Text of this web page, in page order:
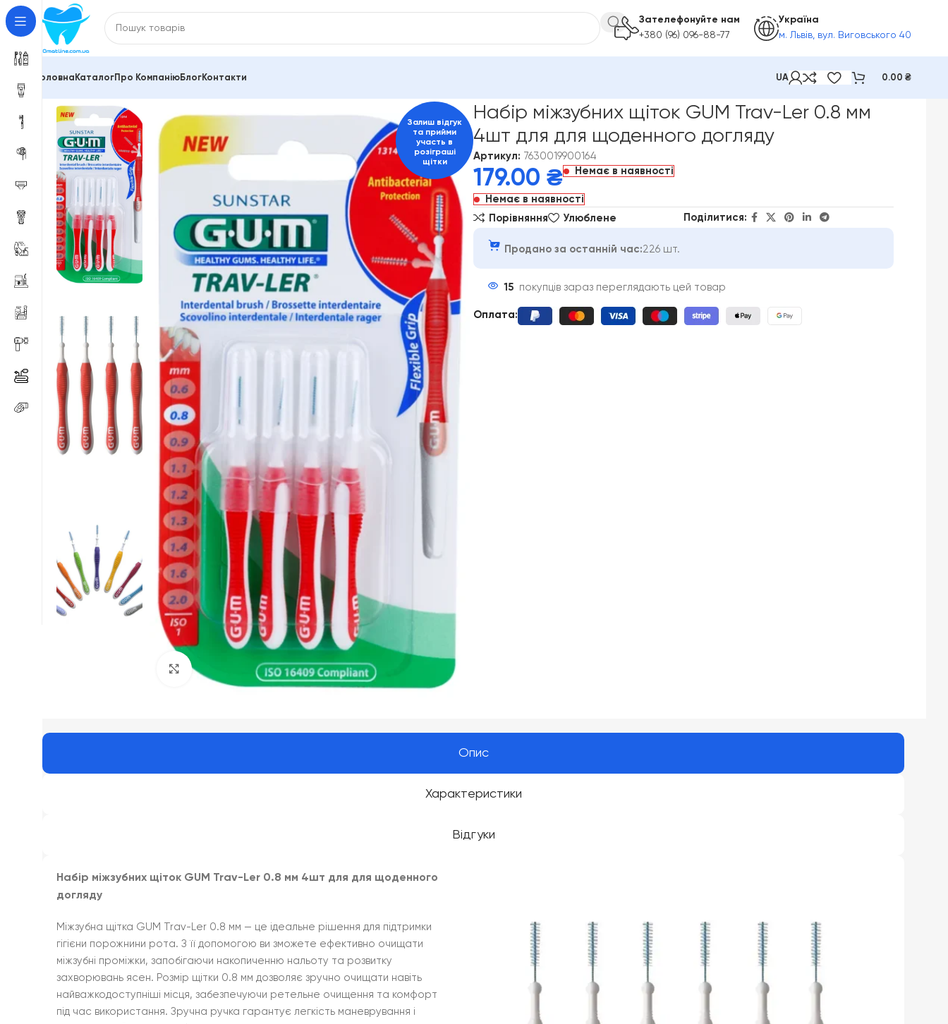
Зателефонуйте нам
+380 (96) 096-88-77
Україна
м. Львів, вул. Виговського 40
Головна КаталогПро КомпаніюБлогКонтакти UA 0.00 ₴
Click to enlarge
Залиш відгук
та прийми
участь в
розіграші
щітки
Набір міжзубних щіток GUM Trav-Ler 0.8 мм
4шт для для щоденного догляду
Артикул: 7630019900164
179.00 ₴ Немає в наявності
Немає в наявності
Порівняння
Улюблене Поділитися:
Продано за останній час:226 шт.
15 покупців зараз переглядають цей товар
Оплата:
Опис
Характеристики
Відгуки
Набір міжзубних щіток GUM Trav-Ler 0.8 мм 4шт для для щоденного
догляду
Міжзубна щітка GUM Trav-Ler 0.8 мм — це ідеальне рішення для підтримки
гігієни порожнини рота. З її допомогою ви зможете ефективно очищати
міжзубні проміжки, запобігаючи накопиченню нальоту та розвитку
захворювань ясен. Розмір щітки 0.8 мм дозволяє зручно очищати навіть
найважкодоступніші місця, забезпечуючи ретельне очищення та комфорт
під час використання. Зручна ручка гарантує легкість маневрування і